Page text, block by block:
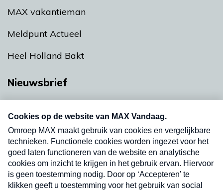
MAX vakantieman
Meldpunt Actueel
Heel Holland Bakt
Nieuwsbrief
nieuwsbrief. Elke vrijdag- en dinsdagochtend in
uw mailbox.
Verzend